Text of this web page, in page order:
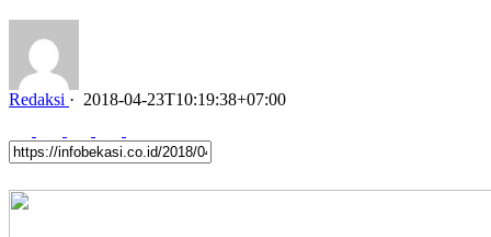
Redaksi · 2018-04-23T10:19:38+07:00